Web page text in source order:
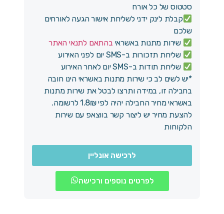
סטטוס של כל אורח
קבלת לינק ידני לשליחת אישור הגעה לאורחים
שלכם
שירות מתנות באשראי בהתאם לתנאי האתר
שליחת תזכורות ב-SMS יום לפני האירוע
שליחת תודות ב-SMS יום לאחר האירוע
*יש לשים לב כי שירות מתנות באשראי הינו חובה
בחבילה זו, במידה ותרצו לבטל את שירות מתנות
באשראי מחיר החבילה יהיה לפי 1.8₪ לרשומה.
להצעת מחיר יש ליצור קשר בווצאפ עם שירות
הלקוחות
לרכישה אונליין
לפרטים נוספים ורכישה